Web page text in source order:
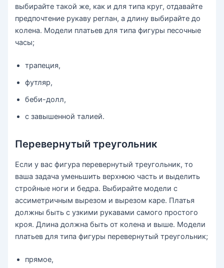
выбирайте такой же, как и для типа круг, отдавайте
предпочтение рукаву реглан, а длину выбирайте до
колена. Модели платьев для типа фигуры песочные
часы;
трапеция,
футляр,
беби-долл,
с завышенной талией.
Перевернутый треугольник
Если у вас фигура перевернутый треугольник, то
ваша задача уменьшить верхнюю часть и выделить
стройные ноги и бедра. Выбирайте модели с
ассиметричным вырезом и вырезом каре. Платья
должны быть с узкими рукавами самого простого
кроя. Длина должна быть от колена и выше. Модели
платьев для типа фигуры перевернутый треугольник;
прямое,